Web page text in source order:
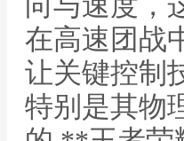
在高速团战
让关键控制
特别是其物